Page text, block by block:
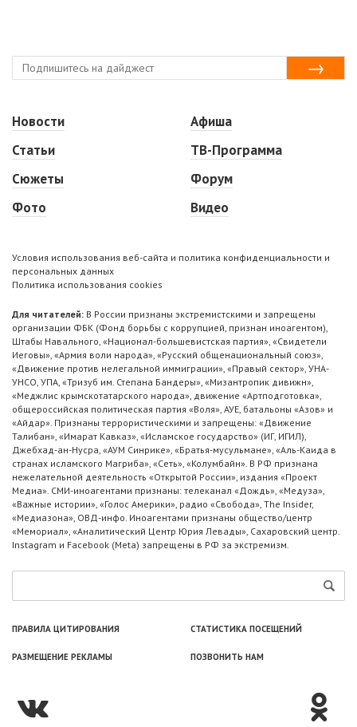
Новости
Статьи
Сюжеты
Фото
Афиша
ТВ-Программа
Форум
Видео
Условия использования веб-сайта и политика конфиденциальности и
персональных данных
Политика использования cookies
Для читателей: В России признаны экстремистскими и запрещены
организации ФБК (Фонд борьбы с коррупцией, признан иноагентом),
Штабы Навального, «Национал-большевистская партия», «Свидетели
Иеговы», «Армия воли народа», «Русский общенациональный союз»,
«Движение против нелегальной иммиграции», «Правый сектор», УНА-
УНСО, УПА, «Тризуб им. Степана Бандеры», «Мизантропик дивижн»,
«Меджлис крымскотатарского народа», движение «Артподготовка»,
общероссийская политическая партия «Воля», АУЕ, батальоны «Азов» и
«Айдар». Признаны террористическими и запрещены: «Движение
Талибан», «Имарат Кавказ», «Исламское государство» (ИГ, ИГИЛ),
Джебхад-ан-Нусра, «АУМ Синрике», «Братья-мусульмане», «Аль-Каида в
странах исламского Магриба», «Сеть», «Колумбайн». В РФ признана
нежелательной деятельность «Открытой России», издания «Проект
Медиа». СМИ-иноагентами признаны: телеканал «Дождь», «Медуза»,
«Важные истории», «Голос Америки», радио «Свобода», The Insider,
«Медиазона», ОВД-инфо. Иноагентами признаны общество/центр
«Мемориал», «Аналитический Центр Юрия Левады», Сахаровский центр.
Instagram и Facebook (Metа) запрещены в РФ за экстремизм.
ПРАВИЛА ЦИТИРОВАНИЯ СТАТИСТИКА ПОСЕЩЕНИЙ
РАЗМЕЩЕНИЕ РЕКЛАМЫ ПОЗВОНИТЬ НАМ